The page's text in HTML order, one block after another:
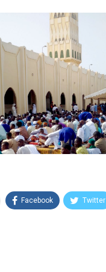
Facebook Twitter